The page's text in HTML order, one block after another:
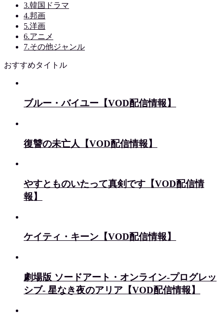
3.韓国ドラマ
4.邦画
5.洋画
6.アニメ
7.その他ジャンル
おすすめタイトル
ブルー・バイユー【VOD配信情報】
復讐の未亡人【VOD配信情報】
やすとものいたって真剣です【VOD配信情
報】
ケイティ・キーン【VOD配信情報】
劇場版 ソードアート・オンライン-プログレッ
シブ- 星なき夜のアリア【VOD配信情報】